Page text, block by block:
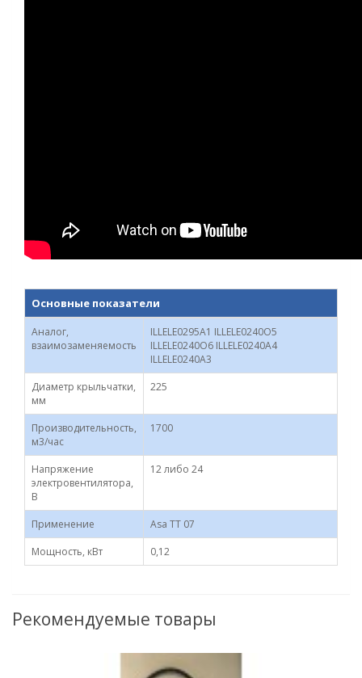
Основные показатели
Аналог,
взаимозаменяемость
ILLELE0295A1 ILLELE0240O5
ILLELE0240O6 ILLELE0240A4
ILLELE0240A3
Диаметр крыльчатки,
мм
225
Производительность,
м3/час
1700
Напряжение
электровентилятора,
В
12 либо 24
Применение
Asa TT 07
Мощность, кВт
0,12
Рекомендуемые товары